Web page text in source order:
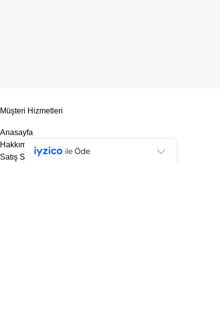
Müşteri Hizmetleri
Anasayfa
Hakkımızda
Satış Sözleşmesi